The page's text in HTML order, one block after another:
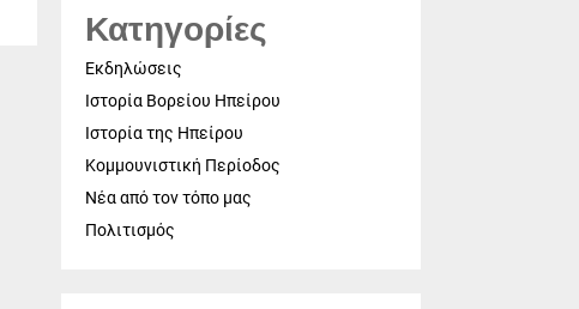
Κατηγορίες
Εκδηλώσεις
Ιστορία Βορείου Ηπείρου
Ιστορία της Ηπείρου
Κομμουνιστική Περίοδος
Νέα από τον τόπο μας
Πολιτισμός